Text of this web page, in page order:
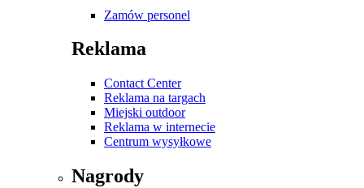
Zamów personel
Reklama
Contact Center
Reklama na targach
Miejski outdoor
Reklama w internecie
Centrum wysyłkowe
Nagrody